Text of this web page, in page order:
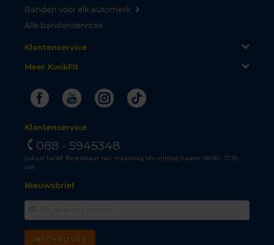
Banden voor elk automerk
Alle bandenservices
Klantenservice
Meer KwikFit
FacebookYoutubeInstagram
Tiktok
Klantenservice
088 - 5945348
Lokaal tarief. Bereikbaar van maandag t/m vrijdag tussen 08.00 - 17.30
uur.
Nieuwsbrief
INSCHRIJVEN